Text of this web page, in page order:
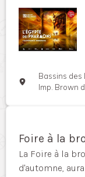
Bassins des
Imp. Brown
Foire à la
La Foire à la
d'automne,